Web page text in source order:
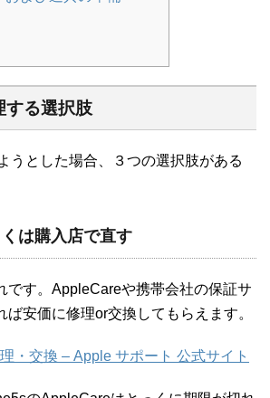
る選択肢
うとした場合、３つの選択肢がある
は購入店で直す
です。AppleCareや携帯会社の保証サ
ば安価に修理or交換してもらえます。
・交換 – Apple サポート 公式サイト